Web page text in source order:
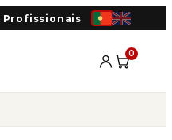
Profissionais
0